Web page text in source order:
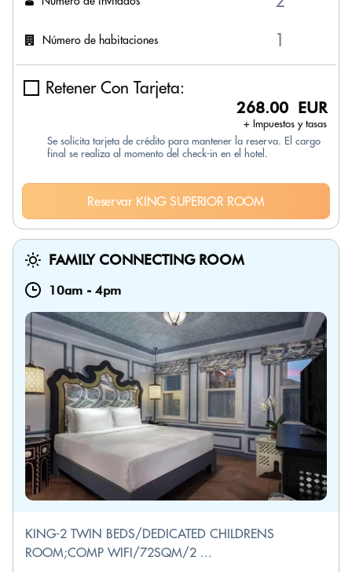
Número de habitaciones
Retener Con Tarjeta:
268.00 EUR
+ Impuestos y tasas
Se solicita tarjeta de crédito para mantener la reserva. El cargo
final se realiza al momento del check-in en el hotel.
Reservar KING SUPERIOR ROOM
FAMILY CONNECTING ROOM
10am - 4pm
KING-2 TWIN BEDS/DEDICATED CHILDRENS
ROOM;COMP WIFI/72SQM/2 ...